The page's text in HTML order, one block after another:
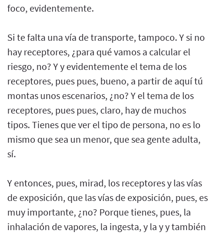
foco, evidentemente.
Si te falta una vía de transporte, tampoco. Y si no
hay receptores, ¿para qué vamos a calcular el
riesgo, no? Y y evidentemente el tema de los
receptores, pues pues, bueno, a partir de aquí tú
montas unos escenarios, ¿no? Y el tema de los
receptores, pues pues, claro, hay de muchos
tipos. Tienes que ver el tipo de persona, no es lo
mismo que sea un menor, que sea gente adulta,
sí.
Y entonces, pues, mirad, los receptores y las vías
de exposición, que las vías de exposición, pues, es
muy importante, ¿no? Porque tienes, pues, la
inhalación de vapores, la ingesta, y la y y también